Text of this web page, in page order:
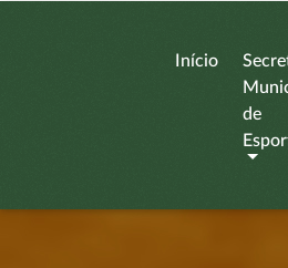
Início
de